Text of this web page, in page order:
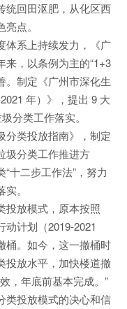
统回田沤肥，从化区西
点。
体系上持续发力，《广
，以条例为主的“1+3
。制定《广州市深化生
年）》，提出 9 大
分类工作落实。
分类投放指南》，制定
圾分类工作推进方
十二步工作法”，努力
。
投放模式，原本按照
动计划（2019-2021
桶。如今，这一撤桶时
投放水平，加快楼道撤
，年底前基本完成。”
类投放模式的决心和信